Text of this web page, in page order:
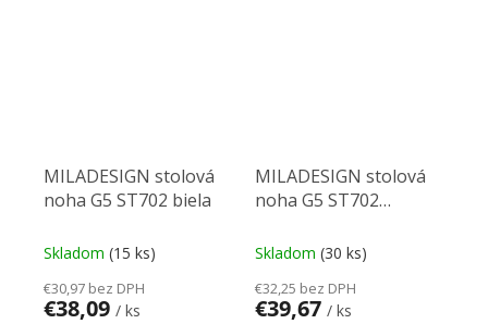
MILADESIGN stolová
noha G5 ST702 biela
Skladom (15 ks)
€30,97 bez DPH
€38,09 / ks
MILADESIGN stolová
noha G5 ST702
Skladom (30 ks)
€32,25 bez DPH
€39,67 / ks